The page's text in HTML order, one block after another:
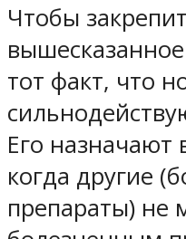
Чтобы
тот факт, что
Его назначают
когда другие
препараты) не